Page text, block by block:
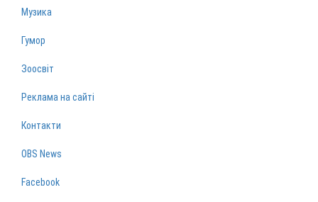
Музика
Гумор
Зоосвіт
Реклама на сайті
Контакти
OBS News
Facebook